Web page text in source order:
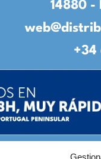
14880 -
+34